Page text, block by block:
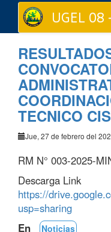
UGEL 08
TECNICO
Jue, 27 de febrero del
RM N° 003-2025-
Descarga Link
https://
usp=sharing
En
Noticias